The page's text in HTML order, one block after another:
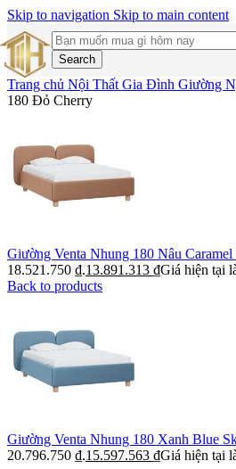
Skip to navigation Skip to main content
Search
Trang chủ Nội Thất Gia Đình Giường
180 Đỏ Cherry
Giường Venta Nhung 180 Nâu Caramel
18.521.750 ₫.13.891.313 ₫Giá hiện tại
Back to products
Giường Venta Nhung 180 Xanh Blue
20.796.750 ₫.15.597.563 ₫Giá hiện tại